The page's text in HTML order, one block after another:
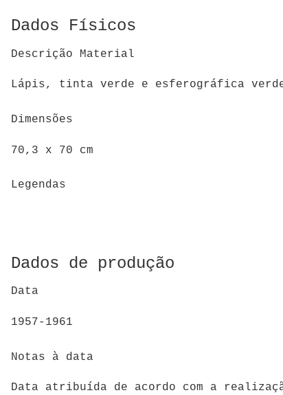
Dados Físicos
Descrição Material
Lápis, tinta verde e esferográfica
Dimensões
70,3 x 70 cm
Legendas
Dados de produção
Data
1957-1961
Notas à data
Data atribuída de acordo com a